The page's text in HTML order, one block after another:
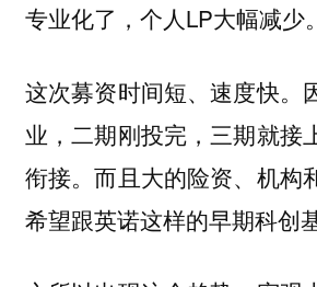
专业化了，个人LP大幅减少。
这次募资时间短、速度快。
业，二期刚投完，三期就接
衔接。而且大的险资、机构
希望跟英诺这样的早期科创